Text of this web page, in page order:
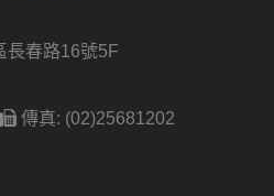
長春路16號5F
傳真: (02)25681202